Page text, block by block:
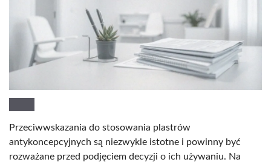
Przeciwwskazania do stosowania plastrów
antykoncepcyjnych są niezwykle istotne i powinny być
rozważane przed podjęciem decyzji o ich używaniu. Na